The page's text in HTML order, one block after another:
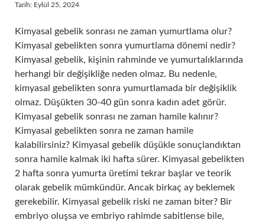
Tarih: Eylül 25, 2024
Kimyasal gebelik sonrası ne zaman yumurtlama olur?
Kimyasal gebelikten sonra yumurtlama dönemi nedir?
Kimyasal gebelik, kişinin rahminde ve yumurtalıklarında
herhangi bir değişikliğe neden olmaz. Bu nedenle,
kimyasal gebelikten sonra yumurtlamada bir değişiklik
olmaz. Düşükten 30-40 gün sonra kadın adet görür.
Kimyasal gebelik sonrası ne zaman hamile kalınır?
Kimyasal gebelikten sonra ne zaman hamile
kalabilirsiniz? Kimyasal gebelik düşükle sonuçlandıktan
sonra hamile kalmak iki hafta sürer. Kimyasal gebelikten
2 hafta sonra yumurta üretimi tekrar başlar ve teorik
olarak gebelik mümkündür. Ancak birkaç ay beklemek
gerekebilir. Kimyasal gebelik riski ne zaman biter? Bir
embriyo oluşsa ve embriyo rahimde sabitlense bile,